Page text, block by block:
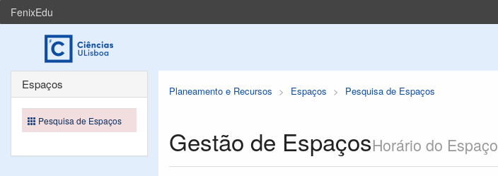
FenixEdu
Planeamento e Recursos Espaços Pesquisa de Espaços
Gestão de EspaçosHorário do Espaço
Espaços
Pesquisa de Espaços